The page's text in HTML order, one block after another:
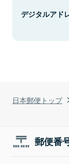
日本郵便トップ
デジタルアド
郵便番